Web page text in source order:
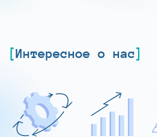
Интересное о нас